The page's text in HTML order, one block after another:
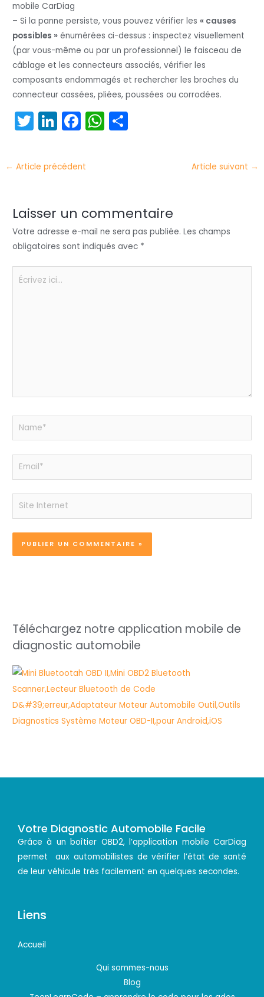
mobile CarDiag
– Si la panne persiste, vous pouvez vérifier les« causes
possibles » énumérées ci-dessus : inspectez visuellement
(par vous-même ou par un professionnel) le faisceau de
câblage et les connecteurs associés, vérifier les
composants endommagés et rechercher les broches du
connecteur cassées, pliées, poussées ou corrodées.
T
itt
er
Li
k
e
n
F
c
e
o
o
k
W
p
p
er
← Article précédent Article suivant →
Laisser un commentaire
Votre adresse e-mail ne sera pas publiée. Les champs
obligatoires sont indiqués avec *
Écrivez
Name*
Email*
Site
Téléchargez notre application mobile de
diagnostic automobile
Votre Diagnostic Automobile Facile
Grâce à un boîtier OBD2, l’application mobile CarDiag
permet aux automobilistes de vérifier l’état de santé
de leur véhicule très facilement en quelques secondes.
Liens
Accueil
Qui sommes-nous
Blog